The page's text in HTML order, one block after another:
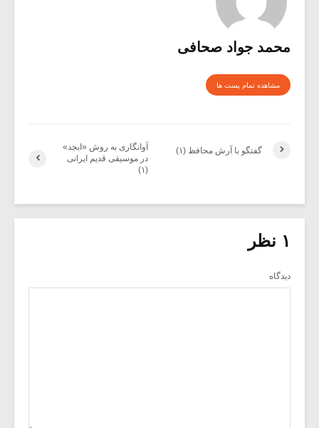
محمد جواد صحافی
مشاهده تمام پست ها
آوانگاری به روش «ابجد»
در موسیقی قدیم ایرانی
(۱)
گفتگو با آرش محافظ (۱)
۱ نظر
دیدگاه